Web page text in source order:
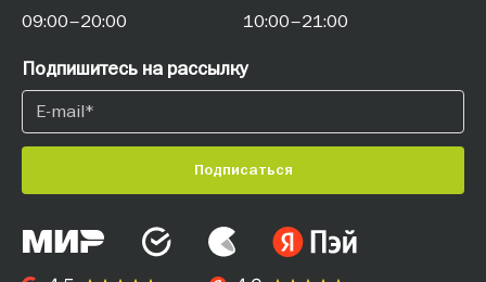
09:00–20:00
10:00–21:00
Подпишитесь на рассылку
Подписаться